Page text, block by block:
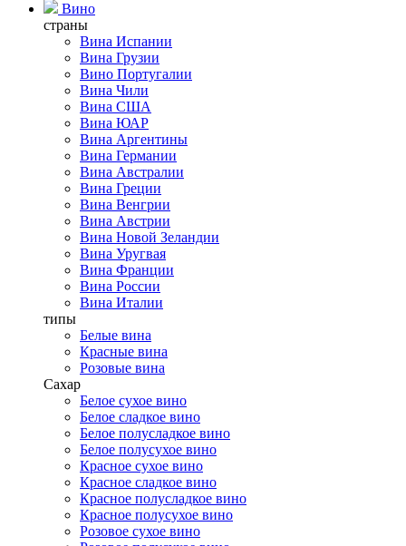
Вино
страны
Вина Испании
Вина Грузии
Вино Португалии
Вина Чили
Вина США
Вина ЮАР
Вина Аргентины
Вина Германии
Вина Австралии
Вина Греции
Вина Венгрии
Вина Австрии
Вина Новой Зеландии
Вина Уругвая
Вина Франции
Вина России
Вина Италии
типы
Белые вина
Красные вина
Розовые вина
Сахар
Белое сухое вино
Белое сладкое вино
Белое полусладкое вино
Белое полусухое вино
Красное сухое вино
Красное сладкое вино
Красное полусладкое вино
Красное полусухое вино
Розовое сухое вино